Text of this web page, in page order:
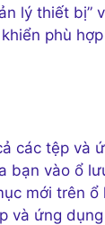
lý thiết bị”
phù
các tệp và
bạn vào ổ
mới trên ổ
và ứng